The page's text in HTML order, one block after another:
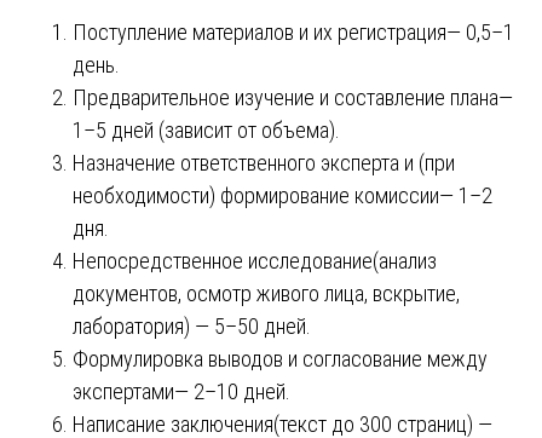
Поступление материалов и их регистрация— 0,5–1
день.
Предварительное изучение и составление плана—
1–5 дней (зависит от объема).
Назначение ответственного эксперта и (при
необходимости) формирование комиссии— 1–2
дня.
Непосредственное исследование(анализ
документов, осмотр живого лица, вскрытие,
лаборатория) — 5–50 дней.
Формулировка выводов и согласование между
экспертами— 2–10 дней.
Написание заключения(текст до 300 страниц) —